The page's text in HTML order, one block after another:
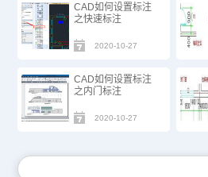
CAD如何设置标注
之快速标注
2020-10-27
CAD如何设置标注
之内门标注
2020-10-27